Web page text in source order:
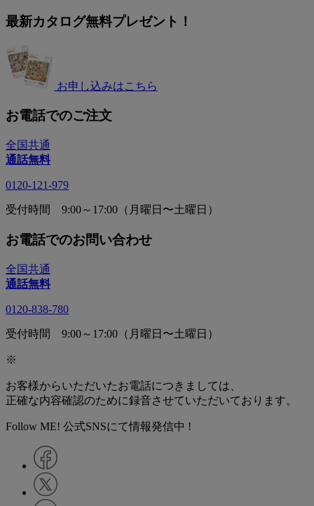
最新カタログ無料プレゼント！
お申し込みはこちら
お電話でのご注文
全国共通
通話無料
0120-121-979
受付時間 9:00～17:00（月曜日〜土曜日）
お電話でのお問い合わせ
全国共通
通話無料
0120-838-780
受付時間 9:00～17:00（月曜日〜土曜日）
※
お客様からいただいたお電話につきましては、
正確な内容確認のために録音させていただいております。
Follow ME! 公式SNSにて情報発信中 !